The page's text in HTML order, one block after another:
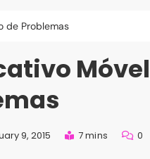
de Problemas
9, 2015 7 mins 0